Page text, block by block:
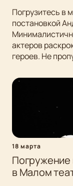
Погрузитесь в
постановкой
актеров
героев. Не
18 марта
Погружение
в Малом